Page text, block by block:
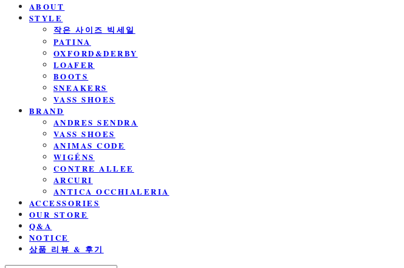
ABOUT
STYLE
작은 사이즈 빅세일
PATINA
OXFORD&DERBY
LOAFER
BOOTS
SNEAKERS
VASS SHOES
BRAND
ANDRES SENDRA
VASS SHOES
ANIMAS CODE
WIGÉNS
CONTRE ALLEE
ARCURI
ANTICA OCCHIALERIA
ACCESSORIES
OUR STORE
Q&A
NOTICE
상품 리뷰 & 후기